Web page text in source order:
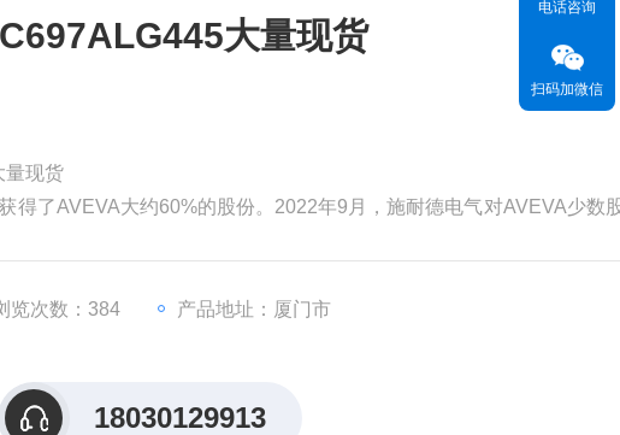
大量现货
量现货
得了AVEVA大约60%的股份。2022年9月，施耐德电气对AVEVA少数
商业价值。但和其他材料一样，这
览次数：384 产品地址：厦门市
18030129913
电话咨询
扫码加微信